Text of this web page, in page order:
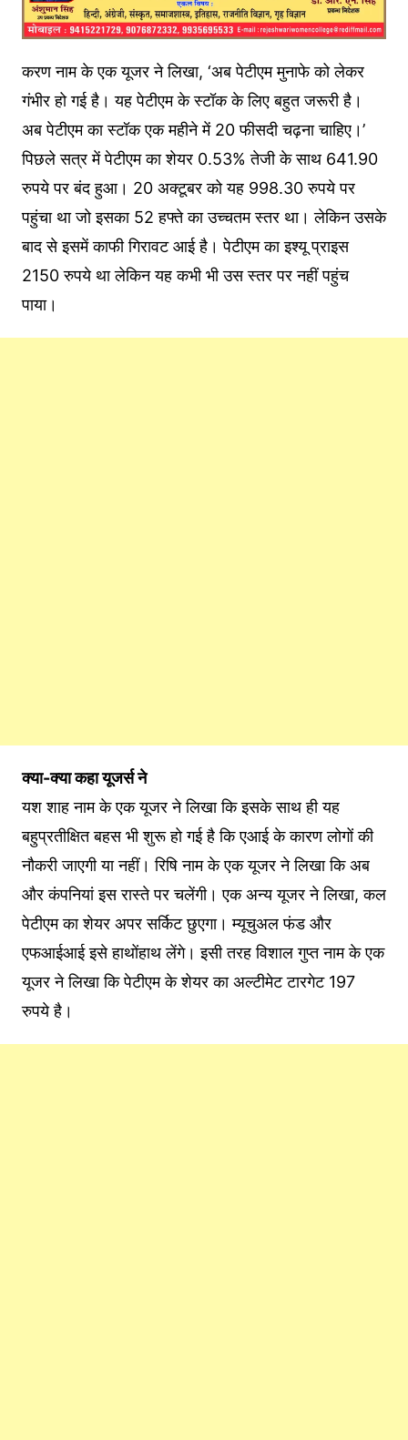
करण नाम के एक यूजर ने लिखा, ‘अब पेटीएम मुनाफे को लेकर
गंभीर हो गई है। यह पेटीएम के स्टॉक के लिए बहुत जरूरी है।
अब पेटीएम का स्टॉक एक महीने में 20 फीसदी चढ़ना चाहिए।’
पिछले सत्र में पेटीएम का शेयर 0.53% तेजी के साथ 641.90
रुपये पर बंद हुआ। 20 अक्टूबर को यह 998.30 रुपये पर
पहुंचा था जो इसका 52 हफ्ते का उच्चतम स्तर था। लेकिन उसके
बाद से इसमें काफी गिरावट आई है। पेटीएम का इश्यू प्राइस
2150 रुपये था लेकिन यह कभी भी उस स्तर पर नहीं पहुंच
पाया।
क्या-क्या कहा यूजर्स ने
यश शाह नाम के एक यूजर ने लिखा कि इसके साथ ही यह
बहुप्रतीक्षित बहस भी शुरू हो गई है कि एआई के कारण लोगों की
नौकरी जाएगी या नहीं। रिषि नाम के एक यूजर ने लिखा कि अब
और कंपनियां इस रास्ते पर चलेंगी। एक अन्य यूजर ने लिखा, कल
पेटीएम का शेयर अपर सर्किट छुएगा। म्यूचुअल फंड और
एफआईआई इसे हाथोंहाथ लेंगे। इसी तरह विशाल गुप्त नाम के एक
यूजर ने लिखा कि पेटीएम के शेयर का अल्टीमेट टारगेट 197
रुपये है।